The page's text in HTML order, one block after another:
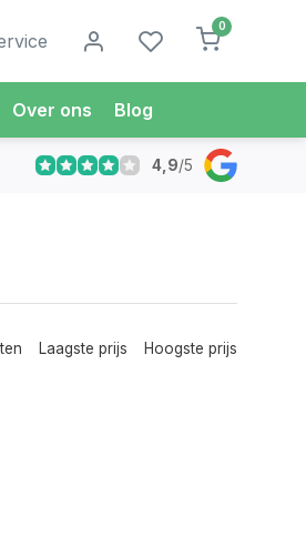
0
Over ons Blog
besteldMorgen in Huis*
4,9/5
Laagste prijs Hoogste prijs